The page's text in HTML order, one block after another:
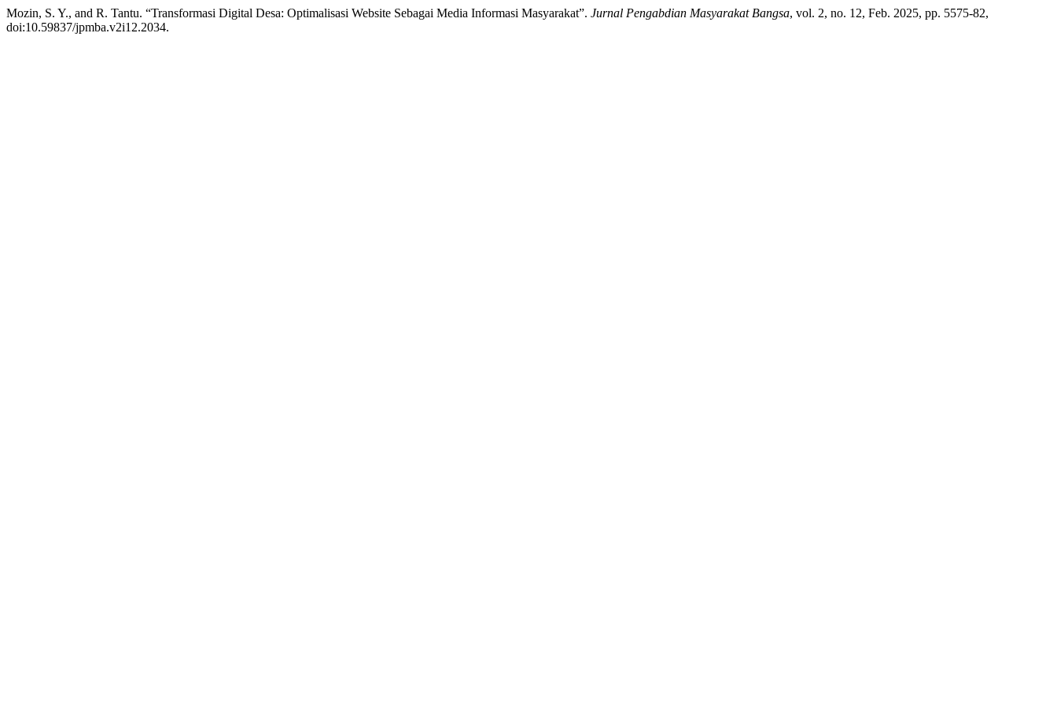
Mozin, S. Y., and R. Tantu. “Transformasi Digital Desa: Optimalisasi Website Sebagai Media Informasi Masyarakat”. Jurnal Pengabdian Masyarakat Bangsa, vol. 2, no. 12, Feb. 2025, pp. 5575-82,
doi:10.59837/jpmba.v2i12.2034.